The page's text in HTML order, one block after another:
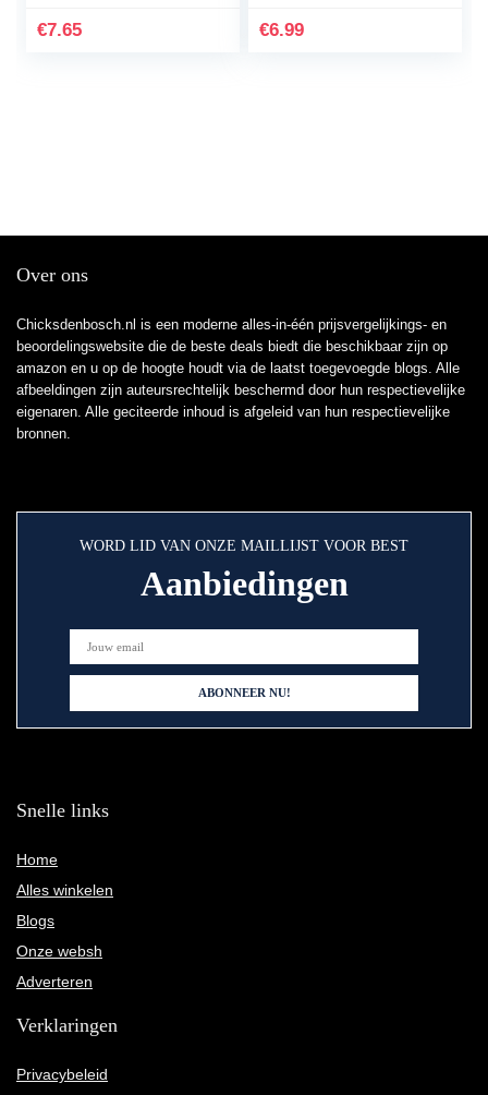
€7.65 €6.99
Over ons
Chicksdenbosch.nl is een moderne alles-in-één prijsvergelijkings- en
beoordelingswebsite die de beste deals biedt die beschikbaar zijn op
amazon en u op de hoogte houdt via de laatst toegevoegde blogs. Alle
afbeeldingen zijn auteursrechtelijk beschermd door hun respectievelijke
eigenaren. Alle geciteerde inhoud is afgeleid van hun respectievelijke
bronnen.
WORD LID VAN ONZE MAILLIJST VOOR BEST
Aanbiedingen
Snelle links
Home
Alles winkelen
Blogs
Onze websh
Adverteren
Verklaringen
Privacybeleid